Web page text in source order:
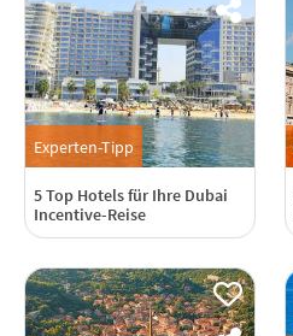
Experten-Tipp
5 Top Hotels für Ihre Dubai
Incentive-Reise